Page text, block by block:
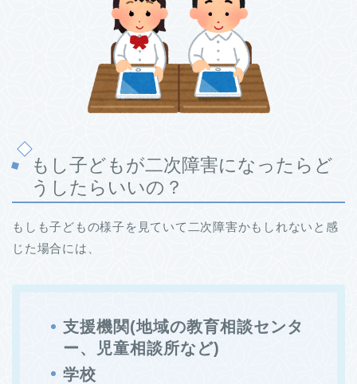
もし子どもが二次障害になったらど
うしたらいいの？
もしも子どもの様子を見ていて二次障害かもしれないと感
じた場合には、
支援機関(地域の教育相談センタ
ー、児童相談所など)
学校